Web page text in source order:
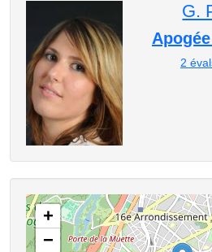
G.
2
+
−